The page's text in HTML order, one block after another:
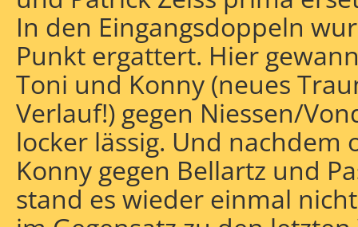
In den Eingangsdoppeln
Punkt ergattert. Hier
Toni und Konny (neues
Verlauf!) gegen Niessen/
locker lässig. Und nachdem
Konny gegen Bellartz und
stand es wieder einmal